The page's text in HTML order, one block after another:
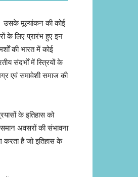
उसके मूल्यांकन की कोई
के लिए प्रारंभ हुए इन
की भारत में कोई
संदर्भों में स्त्रियों के
एवं समावेशी समाज की
के इतिहास को
अवसरों की संभावना
करता है जो इतिहास के